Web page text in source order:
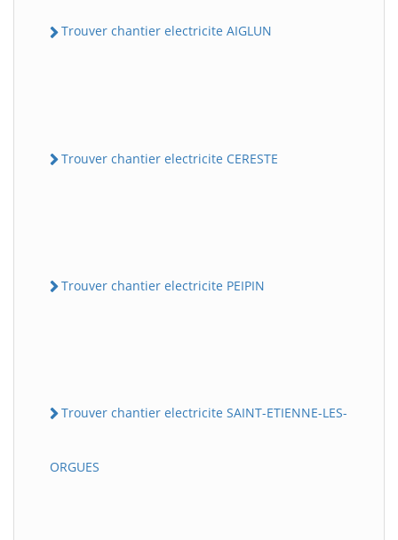
Trouver chantier electricite AIGLUN
Trouver chantier electricite CERESTE
Trouver chantier electricite PEIPIN
Trouver chantier electricite SAINT-ETIENNE-LES-
ORGUES